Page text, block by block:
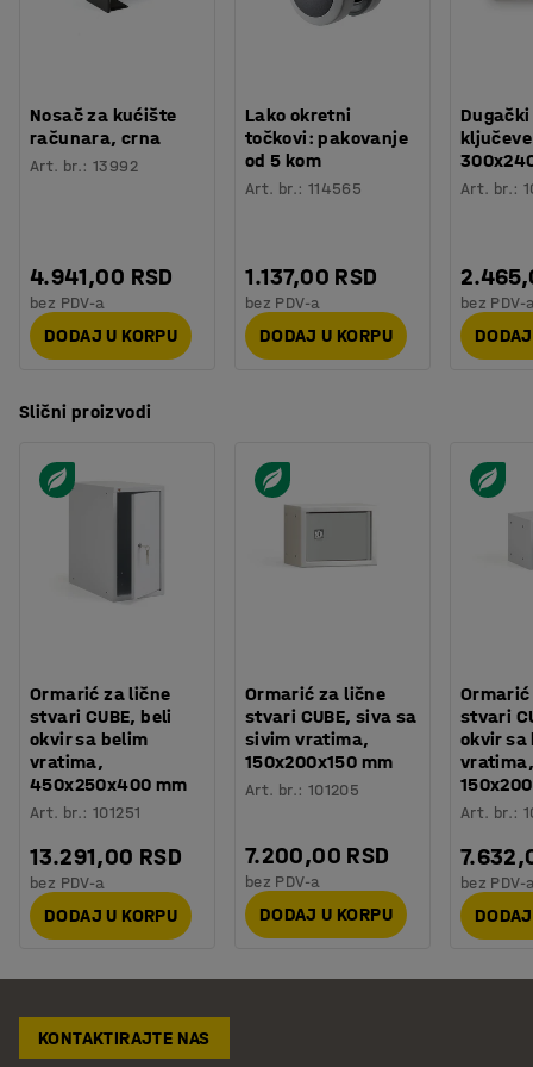
Nosač za kućište
računara, crna
Art. br.:13992
4.941,00 RSD
bez PDV-a
DODAJ U KORPU
Lako okretni
točkovi: pakovanje
od 5 kom
Art. br.: 114565
1.137,00 RSD
bez PDV-a
DODAJ U KORPU
Art. br.:
bez PDV-
Slični proizvodi
Ormarić za lične
stvari CUBE, beli
okvir sa belim
vratima,
450x250x400 mm
Art. br.:101251
13.291,00 RSD
bez PDV-a
DODAJ U KORPU
Ormarić za lične
stvari CUBE, siva sa
sivim vratima,
150x200x150 mm
Art. br.: 101205
7.200,00 RSD
bez PDV-a
DODAJ U KORPU
stvari
okvir sa
vratima,
Art. br.:
bez PDV-
KONTAKTIRAJTE NAS